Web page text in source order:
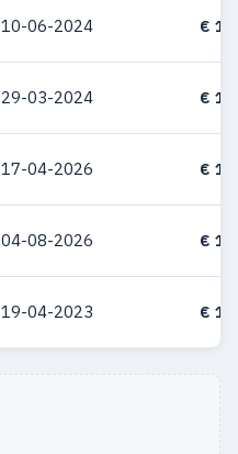
10-06-2024 €
29-03-2024 €
17-04-2026 €
04-08-2026 €
19-04-2023 €